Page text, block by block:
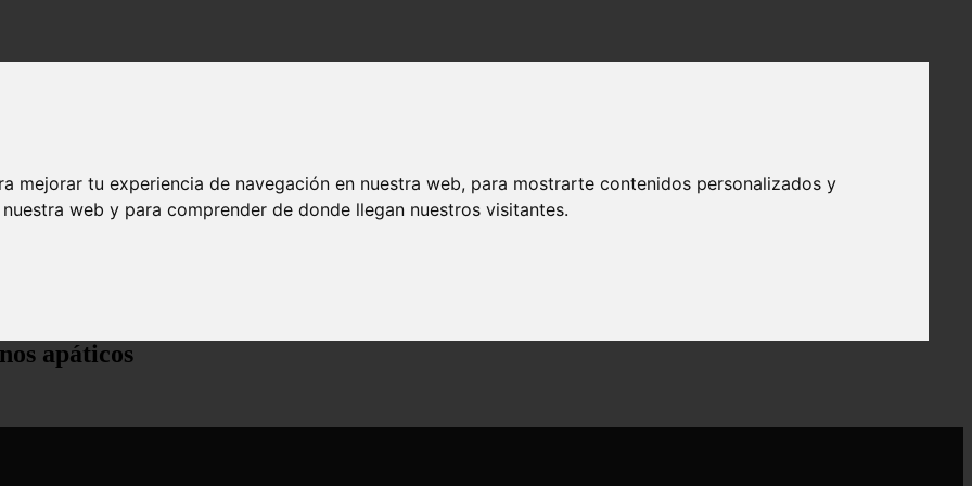
mejorar tu experiencia de navegación en nuestra web, para mostrarte contenidos personalizados y
web y para comprender de donde llegan nuestros visitantes.
apáticos